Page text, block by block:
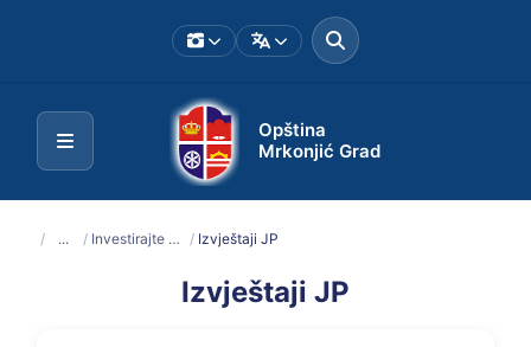
Opština
Mrkonjić Grad
/ ... / Investirajte u Mrkonjić Grad / Izvještaji JP
Izvještaji JP